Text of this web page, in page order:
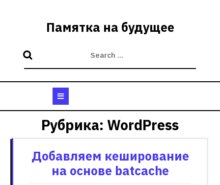
Памятка на будущее
Button
Рубрика: WordPress
Добавляем кеширование
на основе batcache